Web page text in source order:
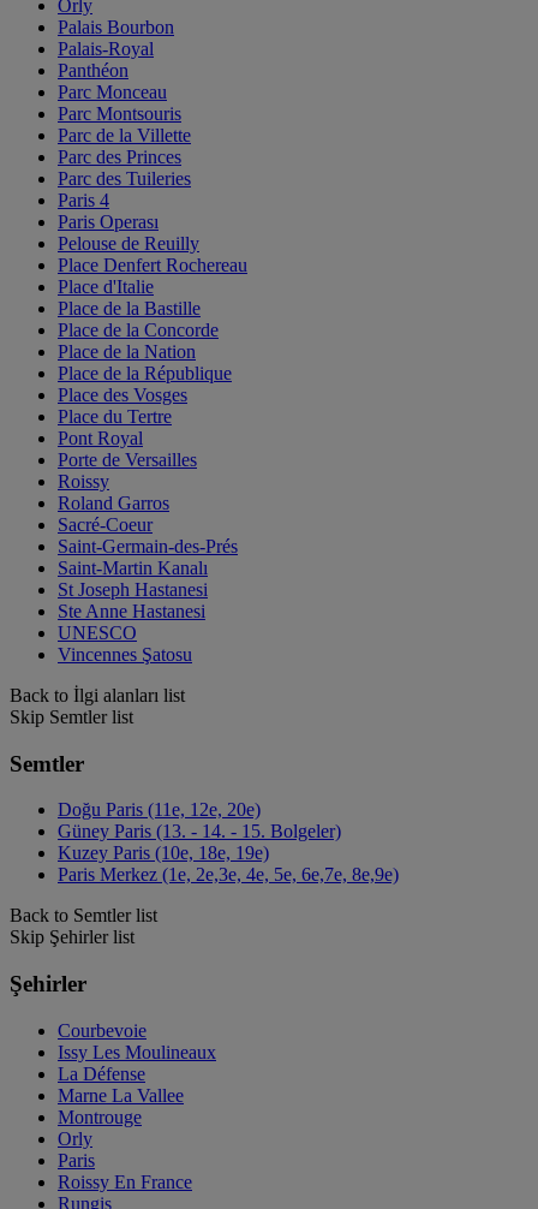
Orly
Palais Bourbon
Palais-Royal
Panthéon
Parc Monceau
Parc Montsouris
Parc de la Villette
Parc des Princes
Parc des Tuileries
Paris 4
Paris Operası
Pelouse de Reuilly
Place Denfert Rochereau
Place d'Italie
Place de la Bastille
Place de la Concorde
Place de la Nation
Place de la République
Place des Vosges
Place du Tertre
Pont Royal
Porte de Versailles
Roissy
Roland Garros
Sacré-Coeur
Saint-Germain-des-Prés
Saint-Martin Kanalı
St Joseph Hastanesi
Ste Anne Hastanesi
UNESCO
Vincennes Şatosu
Back to İlgi alanları list
Skip Semtler list
Semtler
Doğu Paris (11e, 12e, 20e)
Güney Paris (13. - 14. - 15. Bolgeler)
Kuzey Paris (10e, 18e, 19e)
Paris Merkez (1e, 2e,3e, 4e, 5e, 6e,7e, 8e,9e)
Back to Semtler list
Skip Şehirler list
Şehirler
Courbevoie
Issy Les Moulineaux
La Défense
Marne La Vallee
Montrouge
Orly
Paris
Roissy En France
Rungis